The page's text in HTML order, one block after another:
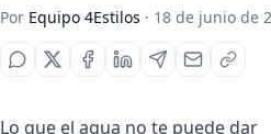
Por Equipo 4Estilos · 18 de junio de
Lo que el agua no te puede dar